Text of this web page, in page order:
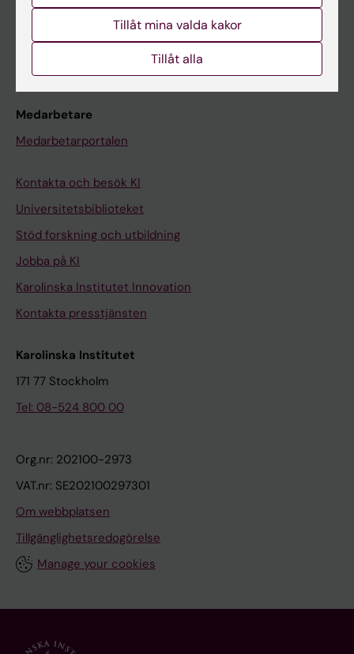
Studentmejlen
Kurs- och programwebbar
Medarbetare
Medarbetarportalen
Kontakta och besök KI
Universitetsbiblioteket
Stöd forskning och utbildning
Jobba på KI
Karolinska Institutet Innovation
Kontakta presstjänsten
Karolinska Institutet
171 77 Stockholm
Tel: 08-524 800 00
Org.nr: 202100-2973
VAT.nr: SE202100297301
Om webbplatsen
Tillgänglighetsredogörelse
Manage your cookies
Tillåt mina valda kakor
Tillåt alla